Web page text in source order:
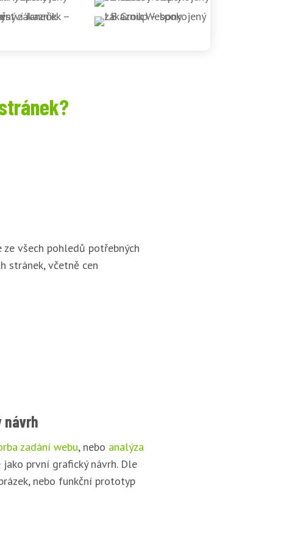
všech pohledů potřebných
stránek, včetně cen
návrh
zadání webu, nebo analýza
první grafický návrh. Dle
nebo funkční prototyp